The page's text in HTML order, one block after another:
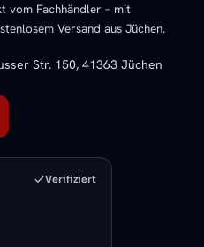
vom Fachhändler – mit
Versand aus Jüchen.
Str. 150, 41363 Jüchen
Verifiziert